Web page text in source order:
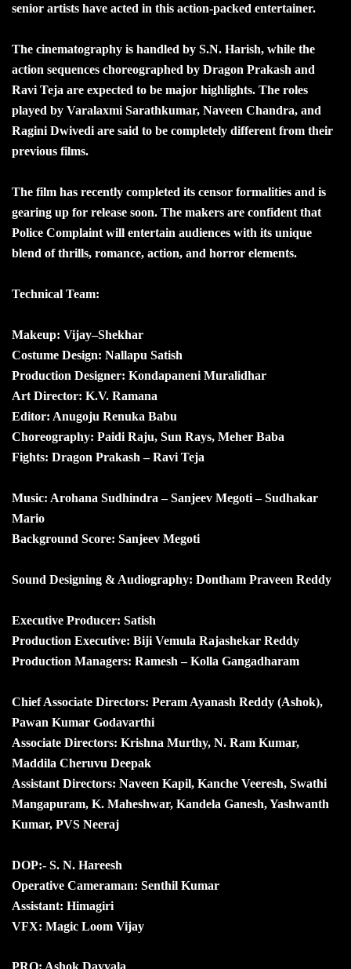
senior artists have acted in this action-packed entertainer.
The cinematography is handled by S.N. Harish, while the
action sequences choreographed by Dragon Prakash and
Ravi Teja are expected to be major highlights. The roles
played by Varalaxmi Sarathkumar, Naveen Chandra, and
Ragini Dwivedi are said to be completely different from their
previous films.
The film has recently completed its censor formalities and is
gearing up for release soon. The makers are confident that
Police Complaint will entertain audiences with its unique
blend of thrills, romance, action, and horror elements.
Technical Team:
Makeup: Vijay–Shekhar
Costume Design: Nallapu Satish
Production Designer: Kondapaneni Muralidhar
Art Director: K.V. Ramana
Editor: Anugoju Renuka Babu
Choreography: Paidi Raju, Sun Rays, Meher Baba
Fights: Dragon Prakash – Ravi Teja
Music: Arohana Sudhindra – Sanjeev Megoti – Sudhakar
Mario
Background Score: Sanjeev Megoti
Sound Designing & Audiography: Dontham Praveen Reddy
Executive Producer: Satish
Production Executive: Biji Vemula Rajashekar Reddy
Production Managers: Ramesh – Kolla Gangadharam
Chief Associate Directors: Peram Ayanash Reddy (Ashok),
Pawan Kumar Godavarthi
Associate Directors: Krishna Murthy, N. Ram Kumar,
Maddila Cheruvu Deepak
Assistant Directors: Naveen Kapil, Kanche Veeresh, Swathi
Mangapuram, K. Maheshwar, Kandela Ganesh, Yashwanth
Kumar, PVS Neeraj
DOP:- S. N. Hareesh
Operative Cameraman: Senthil Kumar
Assistant: Himagiri
VFX: Magic Loom Vijay
PRO: Ashok Dayyala